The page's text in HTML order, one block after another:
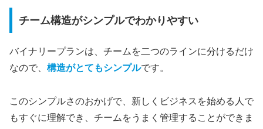
チーム構造がシンプルでわかりやすい
バイナリープランは、チームを二つのラインに分けるだけ
なので、 構造がとてもシンプルです。
このシンプルさのおかげで、新しくビジネスを始める人で
もすぐに理解でき、チームをうまく管理することができま